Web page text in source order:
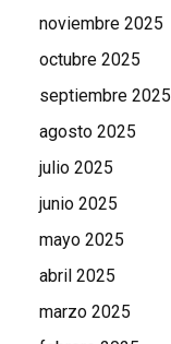
noviembre 2025
octubre 2025
septiembre 2025
agosto 2025
julio 2025
junio 2025
mayo 2025
abril 2025
marzo 2025